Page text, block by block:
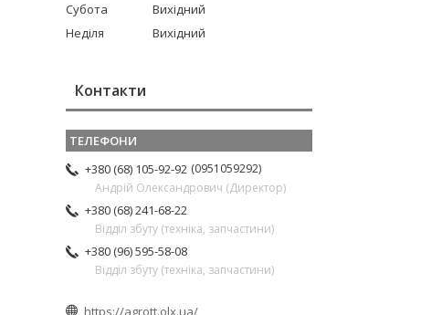
Субота
Вихідний
Неділя
Вихідний
Контакти
+380 (68) 105-92-92 0951059292
Андрій Олександрович (Директор)
+380 (68) 241-68-22
Відділ збуту (техніка, запчастини)
+380 (96) 595-58-08
Відділ збуту (техніка, запчастини)
https://agrott.olx.ua/